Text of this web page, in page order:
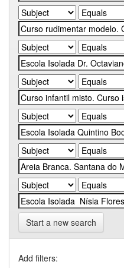
Start a new search
Add filters: